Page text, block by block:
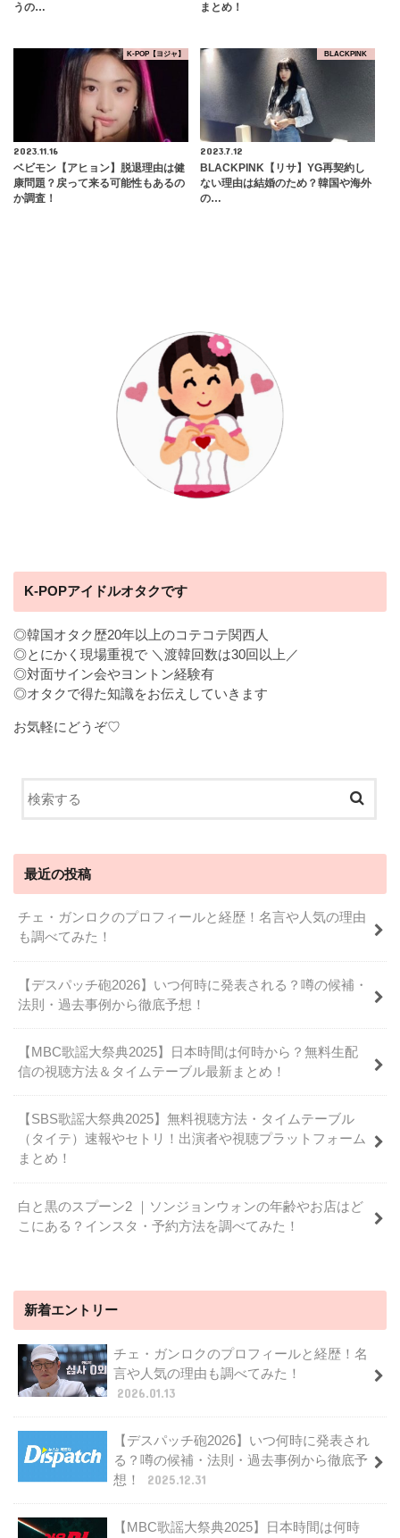
うの… まとめ！
K-POP【ヨジャ】
2023.11.16
ベビモン【アヒョン】脱退理由は健
康問題？戻って来る可能性もあるの
か調査！
BLACKPINK
2023.7.12
BLACKPINK【リサ】YG再契約し
ない理由は結婚のため？韓国や海外
の…
K-POPアイドルオタクです
◎韓国オタク歴20年以上のコテコテ関西人
◎とにかく現場重視で ＼渡韓回数は30回以上／
◎対面サイン会やヨントン経験有
◎オタクで得た知識をお伝えしていきます
お気軽にどうぞ♡
最近の投稿
チェ・ガンロクのプロフィールと経歴！名言や人気の理由
も調べてみた！
【デスパッチ砲2026】いつ何時に発表される？噂の候補・
法則・過去事例から徹底予想！
【MBC歌謡大祭典2025】日本時間は何時から？無料生配
信の視聴方法＆タイムテーブル最新まとめ！
【SBS歌謡大祭典2025】無料視聴方法・タイムテーブル
（タイテ）速報やセトリ！出演者や視聴プラットフォーム
まとめ！
白と黒のスプーン2 ｜ソンジョンウォンの年齢やお店はど
こにある？インスタ・予約方法を調べてみた！
新着エントリー
チェ・ガンロクのプロフィールと経歴！名
言や人気の理由も調べてみた！
2026.01.13
【デスパッチ砲2026】いつ何時に発表され
る？噂の候補・法則・過去事例から徹底予
想！
2025.12.31
【MBC歌謡大祭典2025】日本時間は何時